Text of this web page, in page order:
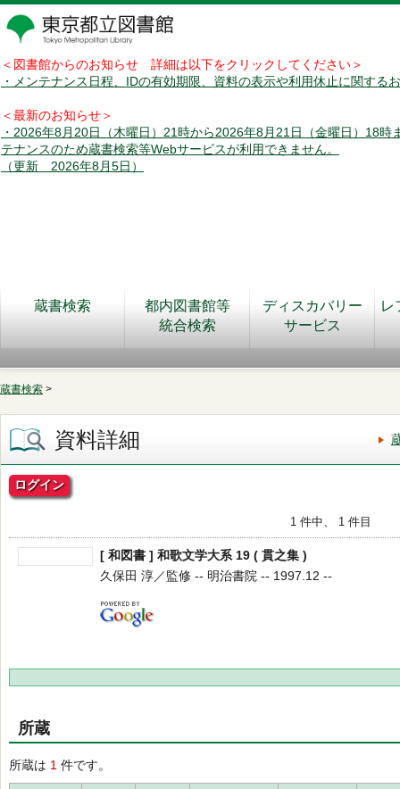
＜図書館からのお知らせ 詳細は以下をクリックしてください＞
・メンテナンス日程、IDの有効期限、資料の表示や利用休止に関する
＜最新のお知らせ＞
・2026年8月20日（木曜日）21時から2026年8月21日（金曜日）18時
テナンスのため蔵書検索等Webサービスが利用できません。
（更新 2026年8月5日）
蔵書検索
都内図書館等
統合検索
ディスカバリー
サービス
レ
蔵書検索 >
資料詳細
ログイン
1 件中、 1 件目
[ 和図書 ] 和歌文学大系 19 ( 貫之集 )
久保田 淳／監修 -- 明治書院 -- 1997.12 --
所蔵
所蔵は 1 件です。